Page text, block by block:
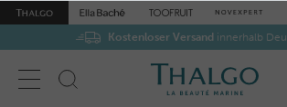
Kostenloser Versand innerhalb